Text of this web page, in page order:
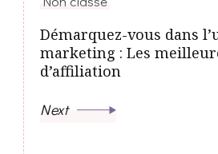
Démarquez-vous dans
marketing : Les
d’affiliation
Next